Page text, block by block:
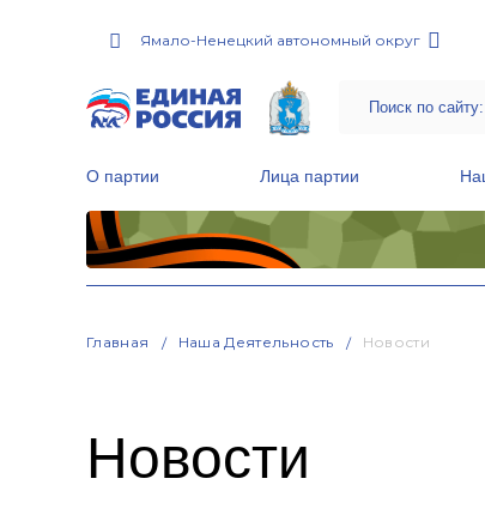
Ямало-Ненецкий автономный округ
О партии Лица партии
Главная Наша Деятельность Новости
Новости